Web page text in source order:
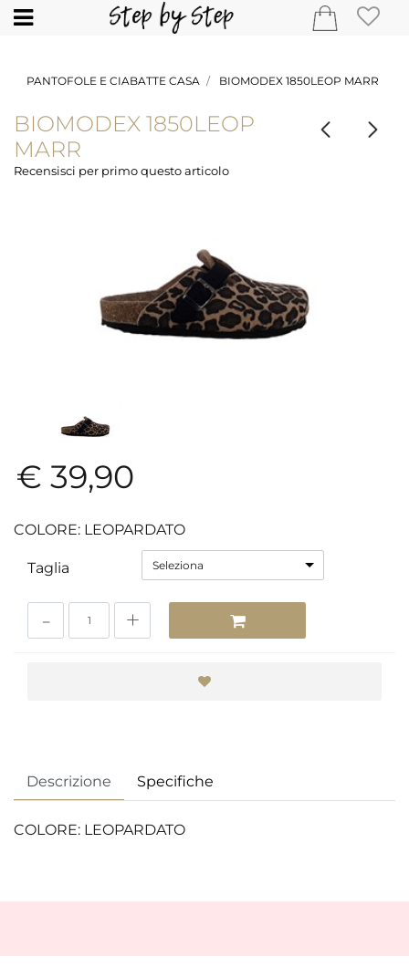
Open
PANTOFOLE E CIABATTE CASA BIOMODEX 1850LEOP MARR
BIOMODEX 1850LEOP
MARR
Recensisci per primo questo articolo
€ 39,90
COLORE: LEOPARDATO
Taglia Seleziona
Descrizione Specifiche
COLORE: LEOPARDATO